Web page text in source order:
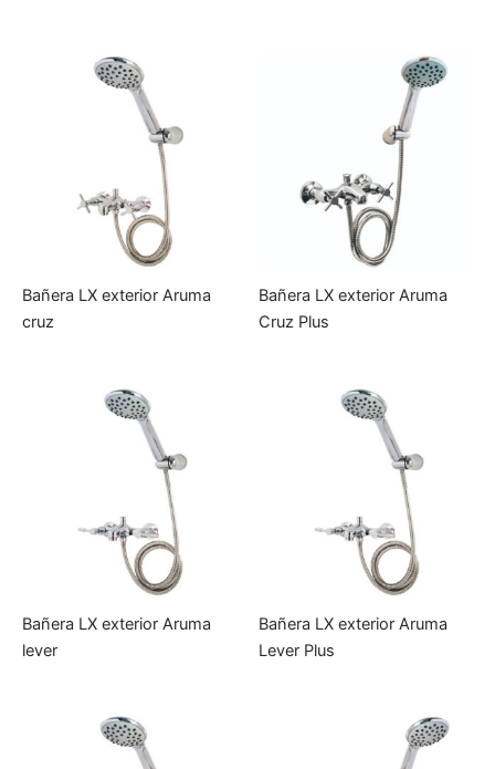
Bañera LX exterior Aruma
cruz
Bañera LX exterior Aruma
Cruz Plus
Bañera LX exterior Aruma
lever
Bañera LX exterior Aruma
Lever Plus